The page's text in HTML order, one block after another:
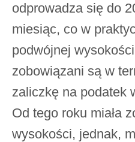
odprowadza się do
miesiąc, co w
podwójnej
zobowiązani są w
zaliczkę na podatek
Od tego roku miała
wysokości, jednak,